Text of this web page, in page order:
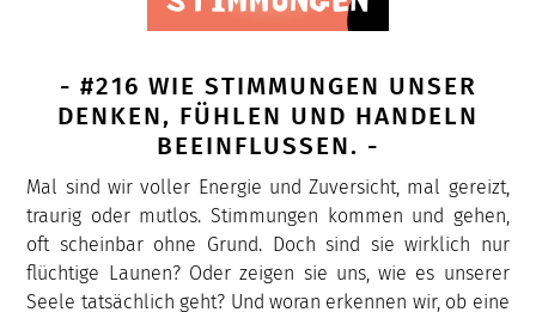
- #216 WIE STIMMUNGEN UNSER
DENKEN, FÜHLEN UND HANDELN
BEEINFLUSSEN. -
Mal sind wir voller Energie und Zuversicht, mal gereizt,
traurig oder mutlos. Stimmungen kommen und gehen,
oft scheinbar ohne Grund. Doch sind sie wirklich nur
flüchtige Launen? Oder zeigen sie uns, wie es unserer
Seele tatsächlich geht? Und woran erkennen wir, ob eine